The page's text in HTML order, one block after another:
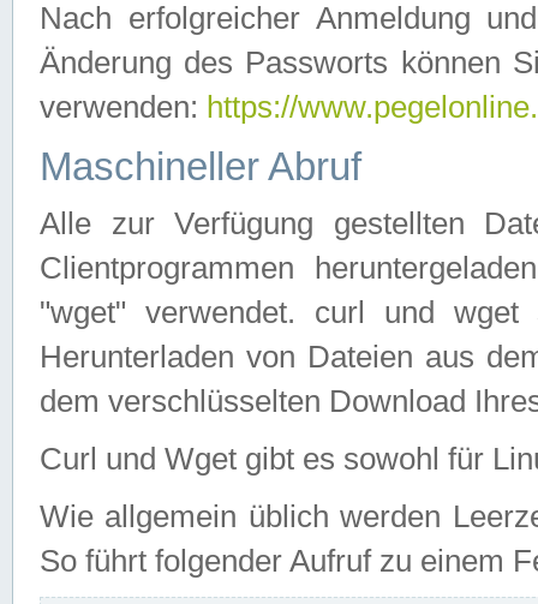
Nach erfolgreicher Anmeldung
Änderung des Passworts können
verwenden: https://
Maschineller Abruf
Alle zur Verfügung gestellten
Clientprogrammen
"wget" verwendet. curl und wget
Herunterladen von Dateien aus
dem verschlüsselten Download
Curl und Wget gibt es sowohl für
Wie allgemein üblich werden
So führt folgender Aufruf zu einem